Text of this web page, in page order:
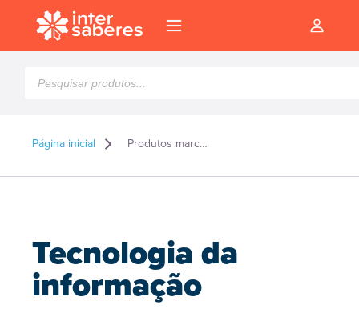
produtos
Página inicial Produtos marcados como “Tecnologia da informação”
Tecnologia da
informação